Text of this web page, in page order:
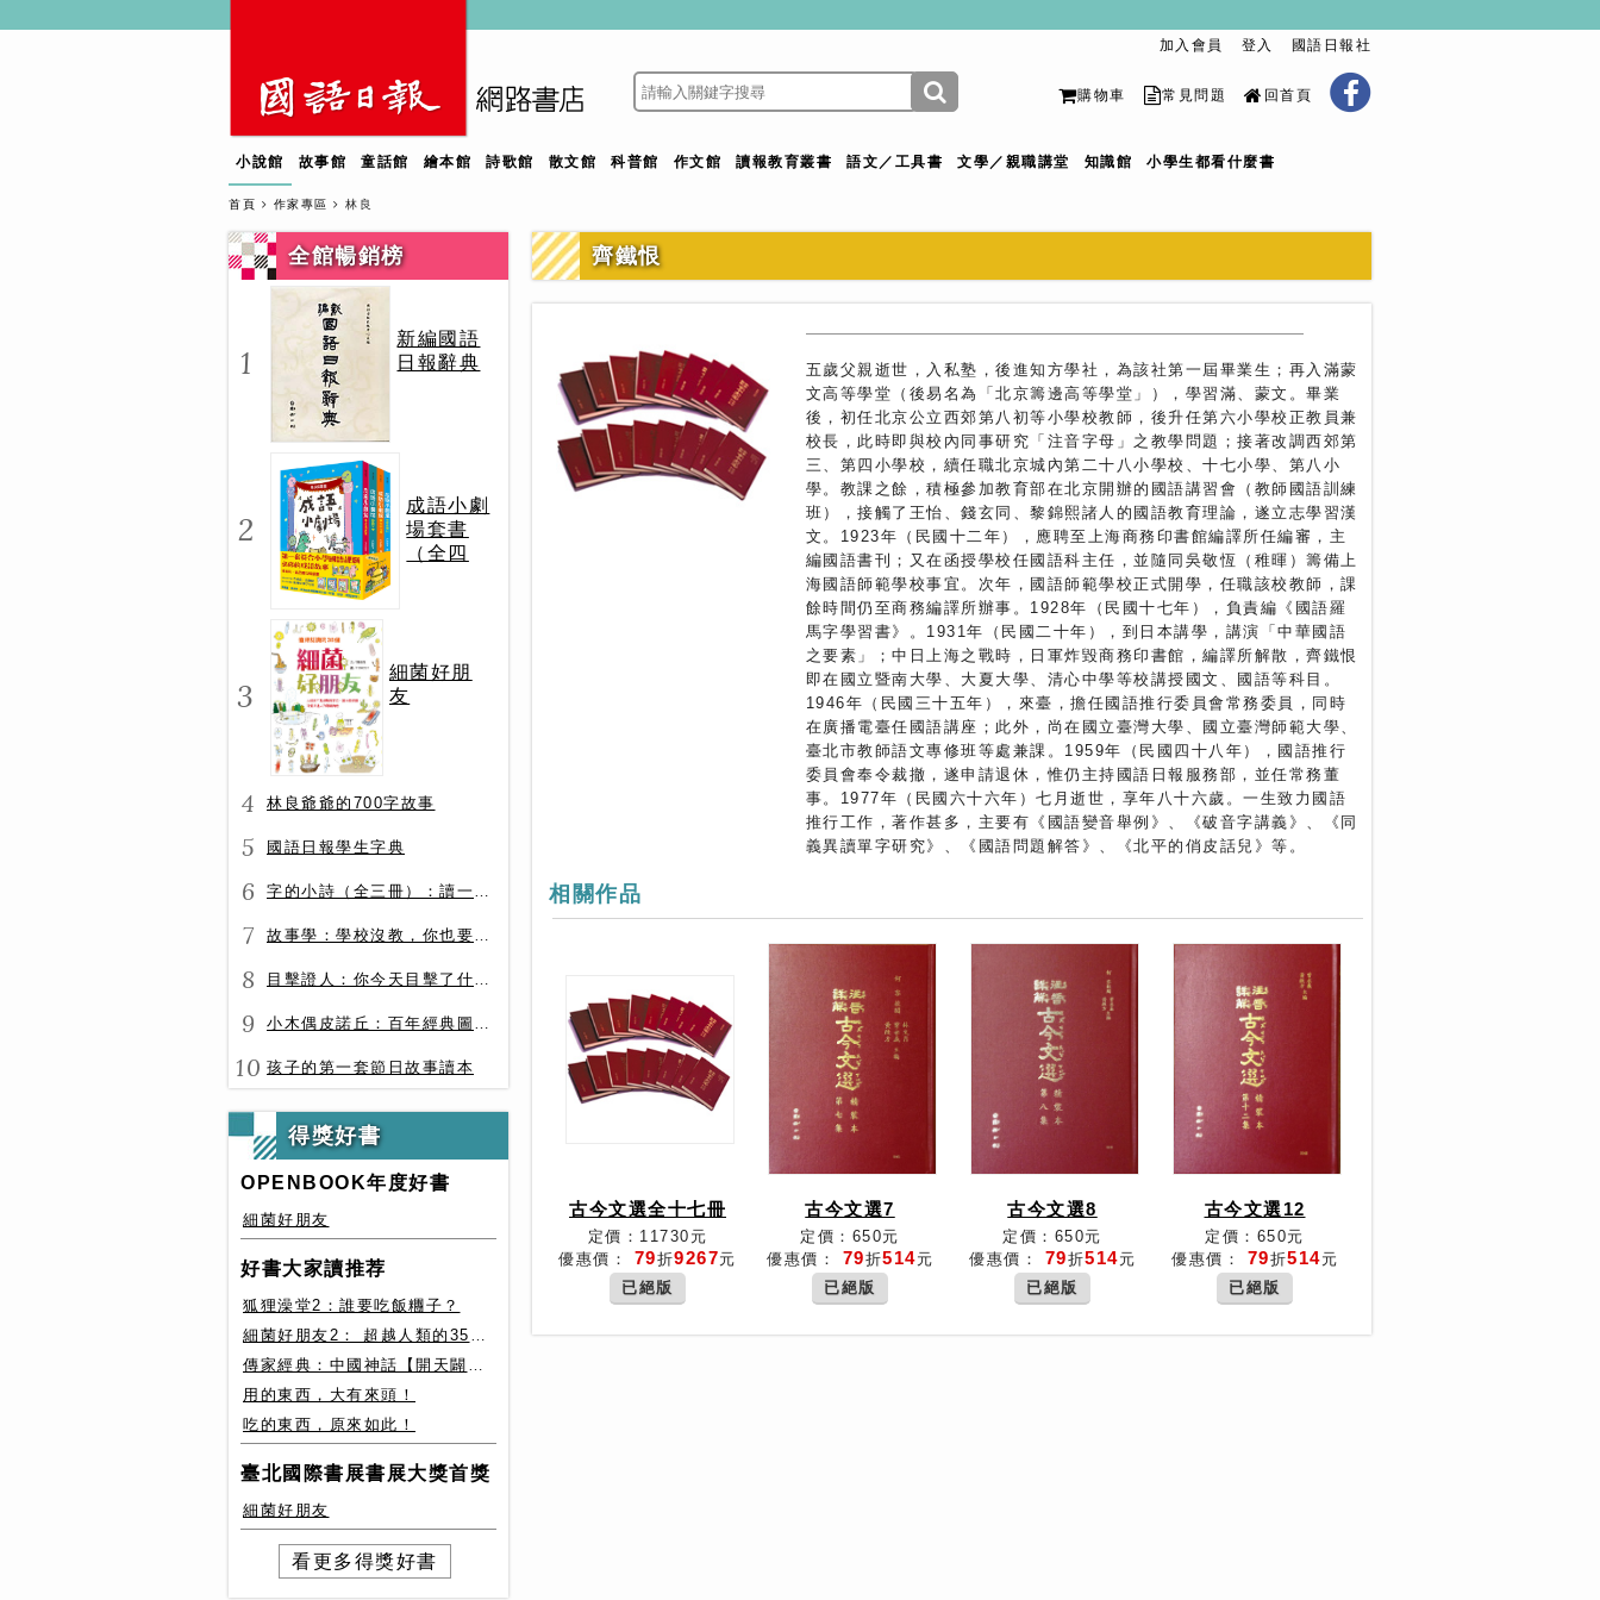
加入會員 登入 國語日報社
購物車 常見問題 回首頁
小說館 故事館 童話館 繪本館 詩歌館 散文館 科普館 作文館 讀報教育叢書 語文／工具書 文學／親職講堂 知識館 小學生都看什麼書
首頁 作家專區 林良
全館暢銷榜
1
新編國語
日報辭典
2
成語小劇
場套書
（全四
3
細菌好朋
友
4 林良爺爺的700字故事
5 國語日報學生字典
6 字的小詩（全三冊）：讀一首詩，交一個字朋友（字字小宇宙+字字看心情+字字有意思）
7 故事學：學校沒教，你也要會的表達力
8 目擊證人：你今天目擊了什麼？
9 小木偶皮諾丘：百年經典圖文全譯版
10 孩子的第一套節日故事讀本
得獎好書
OPENBOOK年度好書
細菌好朋友
好書大家讀推荐
狐狸澡堂2：誰要吃飯糰子？
細菌好朋友2： 超越人類的35種細菌生存絕技
傳家經典：中國神話【開天闢地篇】盤古、女媧還有奇珍異獸
用的東西，大有來頭！
吃的東西，原來如此！
臺北國際書展書展大獎首獎
細菌好朋友
看更多得獎好書
齊鐵恨
五歲父親逝世，入私塾，後進知方學社，為該社第一屆畢業生；再入滿蒙
文高等學堂（後易名為「北京籌邊高等學堂」），學習滿、蒙文。畢業
後，初任北京公立西郊第八初等小學校教師，後升任第六小學校正教員兼
校長，此時即與校內同事研究「注音字母」之教學問題；接著改調西郊第
三、第四小學校，續任職北京城內第二十八小學校、十七小學、第八小
學。教課之餘，積極參加教育部在北京開辦的國語講習會（教師國語訓練
班），接觸了王怡、錢玄同、黎錦熙諸人的國語教育理論，遂立志學習漢
文。1923年（民國十二年），應聘至上海商務印書館編譯所任編審，主
編國語書刊；又在函授學校任國語科主任，並隨同吳敬恆（稚暉）籌備上
海國語師範學校事宜。次年，國語師範學校正式開學，任職該校教師，課
餘時間仍至商務編譯所辦事。1928年（民國十七年），負責編《國語羅
馬字學習書》。1931年（民國二十年），到日本講學，講演「中華國語
之要素」；中日上海之戰時，日軍炸毀商務印書館，編譯所解散，齊鐵恨
即在國立暨南大學、大夏大學、清心中學等校講授國文、國語等科目。
1946年（民國三十五年），來臺，擔任國語推行委員會常務委員，同時
在廣播電臺任國語講座；此外，尚在國立臺灣大學、國立臺灣師範大學、
臺北市教師語文專修班等處兼課。1959年（民國四十八年），國語推行
委員會奉令裁撤，遂申請退休，惟仍主持國語日報服務部，並任常務董
事。1977年（民國六十六年）七月逝世，享年八十六歲。一生致力國語
推行工作，著作甚多，主要有《國語變音舉例》、《破音字講義》、《同
義異讀單字研究》、《國語問題解答》、《北平的俏皮話兒》等。
相關作品
古今文選全十七冊
定價：11730元
優惠價： 79折9267元
已絕版
古今文選7
定價：650元
優惠價： 79折514元
已絕版
古今文選8
定價：650元
優惠價： 79折514元
已絕版
古今文選12
定價：650元
優惠價： 79折514元
已絕版